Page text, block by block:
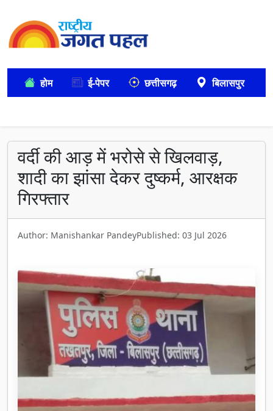
होम ई-पेपर छत्तीसगढ़ बिलासपुर
वर्दी की आड़ में भरोसे से खिलवाड़,
शादी का झांसा देकर दुष्कर्म, आरक्षक
गिरफ्तार
Author: Manishankar PandeyPublished: 03 Jul 2026